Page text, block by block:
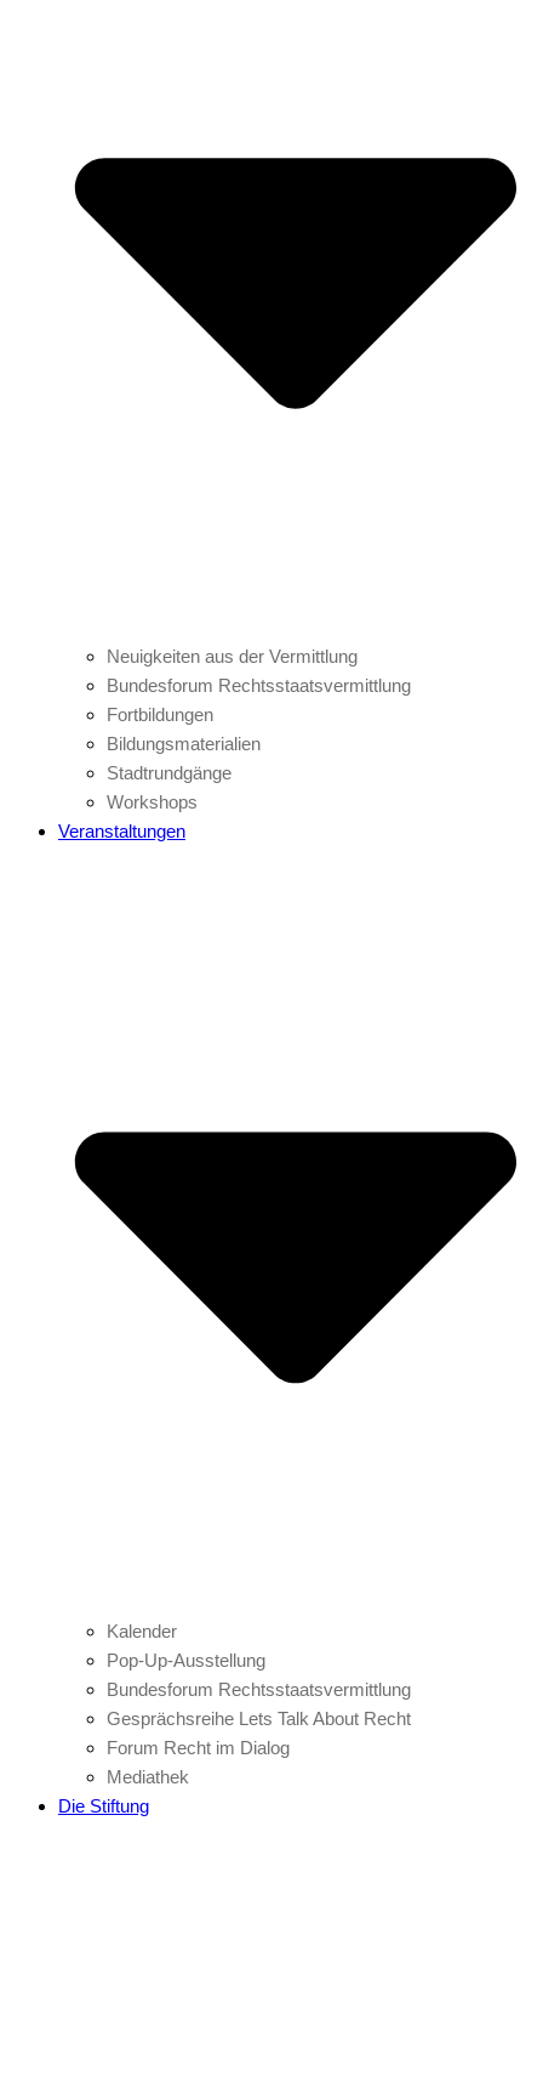
Neuigkeiten aus der Vermittlung
Bundesforum Rechtsstaatsvermittlung
Fortbildungen
Bildungsmaterialien
Stadtrundgänge
Workshops
Veranstaltungen
Kalender
Pop-Up-Ausstellung
Bundesforum Rechtsstaatsvermittlung
Gesprächsreihe Lets Talk About Recht
Forum Recht im Dialog
Mediathek
Die Stiftung